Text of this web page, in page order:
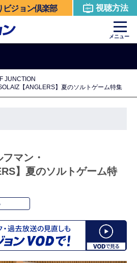
ビジョン倶楽部 視聴方法
メニュー
F JUNCTION
【ANGLERS】夏のソルトゲーム特集
マン・
】夏のソルトゲーム特